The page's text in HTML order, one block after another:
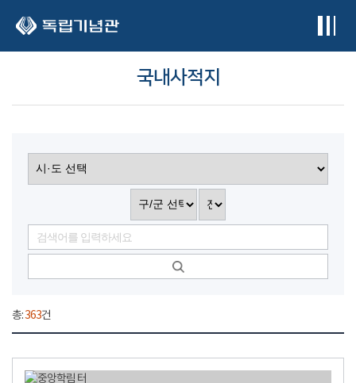
국내사적지
총:363건